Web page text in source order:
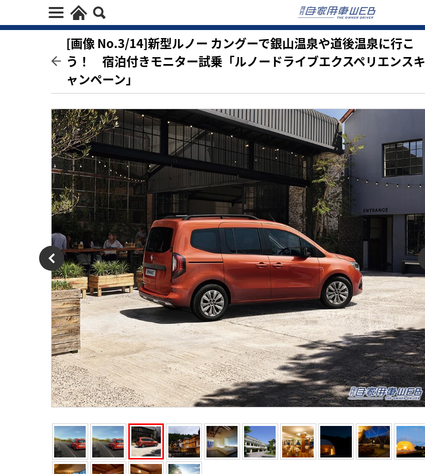
[画像 No.3/14]新型ルノー カングーで銀山温泉や道後温泉に行こ
う！ 宿泊付きモニター試乗「ルノードライブエクスペリエンスキ
ャンペーン」